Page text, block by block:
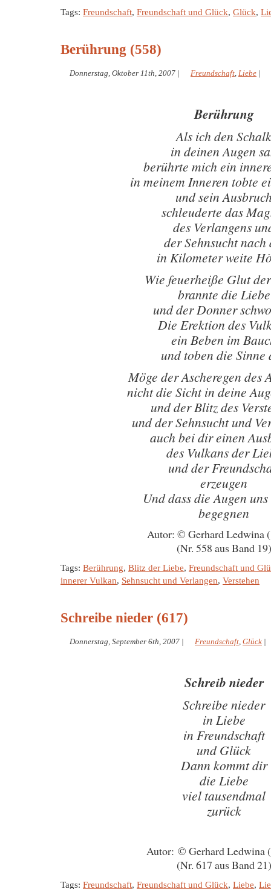
Tags: Freundschaft, Freundschaft und Glück, Glück,
Berührung (558)
Donnerstag, Oktober 11th, 2007 | Freundschaft, Liebe |
Berührung
Als ich den Schalk
in deinen Augen
berührte mich ein
in meinem Inneren tobte
und sein
schleuderte das
des Verlangens
der Sehnsucht
in Kilometer weite
Wie feuerheiße Glut
brannte die Liebe
und der Donner
Die Erektion des
ein Beben im
und toben die Sinne
Möge der Ascheregen des
nicht die Sicht in deine
und der Blitz des
und der Sehnsucht und
auch bei dir einen
des Vulkans der
und der
erzeugen
Und dass die Augen
begegnen
Autor: © Gerhard Ledwina
(Nr. 558 aus Band 19)
Tags: Berührung, Blitz der Liebe, Freundschaft und
innerer Vulkan, Sehnsucht und Verlangen, Verstehen
Schreibe nieder (617)
Donnerstag, September 6th, 2007 | Freundschaft, Glück |
Schreib nieder
Schreibe nieder
in Liebe
in Freundschaft
und Glück
Dann kommt dir
die Liebe
viel tausendmal
zurück
Autor: © Gerhard Ledwina
(Nr. 617 aus Band 21)
Tags: Freundschaft, Freundschaft und Glück, Liebe,